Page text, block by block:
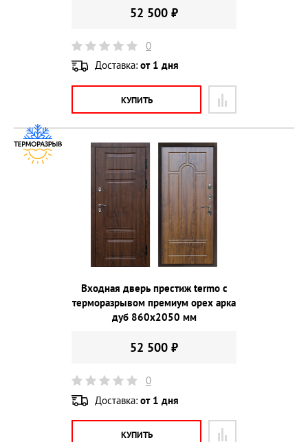
52 500 ₽
0
Доставка: от 1 дня
КУПИТЬ
Входная дверь престиж termo с
терморазрывом премиум орех арка
дуб 860х2050 мм
52 500 ₽
0
Доставка: от 1 дня
КУПИТЬ